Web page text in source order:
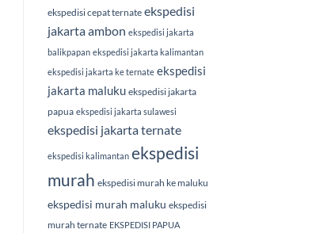
ekspedisi cepat ternate ekspedisi
jakarta ambon ekspedisi jakarta
balikpapan ekspedisi jakarta kalimantan
ekspedisi jakarta ke ternate ekspedisi
jakarta maluku ekspedisi jakarta
papua ekspedisi jakarta sulawesi
ekspedisi jakarta ternate
ekspedisi kalimantan ekspedisi
murah ekspedisi murah ke maluku
ekspedisi murah maluku ekspedisi
murah ternate EKSPEDISI PAPUA